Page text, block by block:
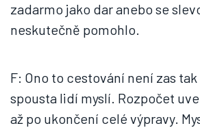
zadarmo jako dar anebo se
neskutečně pomohlo.
F: Ono to cestování není zas tak
spousta lidí myslí. Rozpočet
až po ukončení celé výpravy.